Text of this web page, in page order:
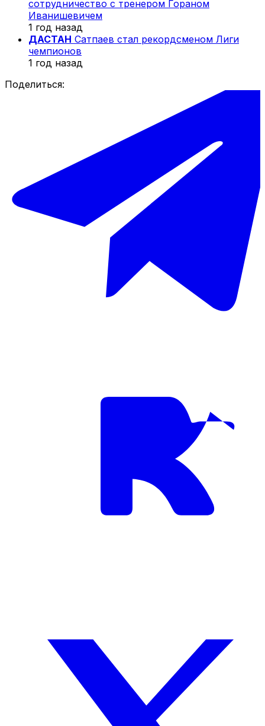
сотрудничество с тренером Гораном
Иванишевичем
1 год назад
ДАСТАН Сатпаев стал рекордсменом Лиги
чемпионов
1 год назад
Поделиться: